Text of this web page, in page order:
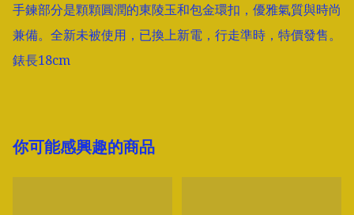
手鍊部分是顆顆圓潤的東陵玉和包金環扣，優雅氣質與時尚
兼備。全新未被使用，已換上新電，行走準時，特價發售。
錶長18cm
你可能感興趣的商品